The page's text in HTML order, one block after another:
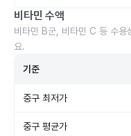
비타민 수액
비타민 B군, 비타민 C 등 수용
요.
기준
중구 최저가
중구 평균가